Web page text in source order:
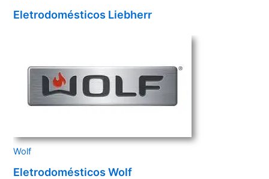
Eletrodomésticos Liebherr
Wolf
Eletrodomésticos Wolf